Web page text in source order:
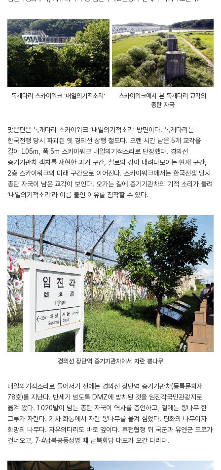
독개다리 스카이워크 ‘내일의기적소리’
스카이워크에서 본 독개다리 교각의
총탄 자국
맞은편은 독개다리 스카이워크 ‘내일의기적소리’ 방면이다. 독개다리는
한국전쟁 당시 파괴된 옛 경의선 상행 철도다. 오랜 시간 남은 5개 교각을
길이 105m, 폭 5m 스카이워크 내일의기적소리로 단장했다. 경의선
증기기관차 객차를 재현한 과거 구간, 철로와 강이 내려다보이는 현재 구간,
2층 스카이워크의 미래 구간으로 이어진다. 스카이워크에서는 한국전쟁 당시
총탄 자국이 남은 교각이 보인다. 오가는 길에 증기기관차의 기적 소리가 들려
‘내일의기적소리’라 이름 붙인 이유를 짐작할 수 있다.
경의선 장단역 증기기관차에서 자란 뽕나무
내일의기적소리로 들어서기 전에는 경의선 장단역 증기기관차(등록문화재
78호)를 지난다. 반세기 넘도록 DMZ에 방치된 것을 임진각국민관광지로
옮겨 왔다. 1020발이 넘는 총탄 자국이 역사를 증언하고, 곁에는 뽕나무 한
그루가 자란다. 기차 화통에서 자란 뽕나무를 옮겨 심었다. 평화의 나무이자
희망의 나무다. 자유의다리도 바로 옆이다. 휴전협정 뒤 국군과 유엔군 포로가
건너오고, 7·4남북공동성명 때 남북회담 대표가 오간 다리다.